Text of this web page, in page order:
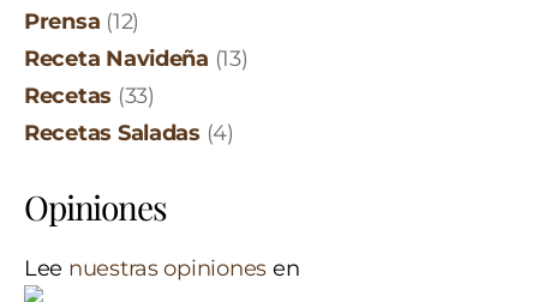
Prensa (12)
Receta Navideña (13)
Recetas (33)
Recetas Saladas (4)
Opiniones
Lee nuestras opiniones en